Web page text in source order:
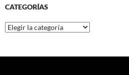
CATEGORÍAS
Categorías